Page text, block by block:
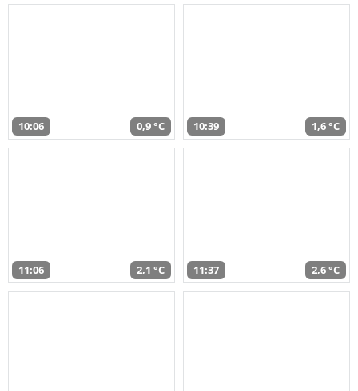
10:06 0,9 °C 10:39 1,6 °C
11:06 2,1 °C 11:37 2,6 °C